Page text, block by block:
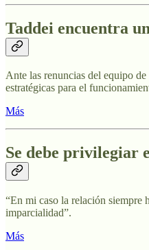
Taddei encuentra
Ante las renuncias del equipo
estratégicas para el
Más
Se debe privilegiar
“En mi caso la relación siempre
imparcialidad”.
Más